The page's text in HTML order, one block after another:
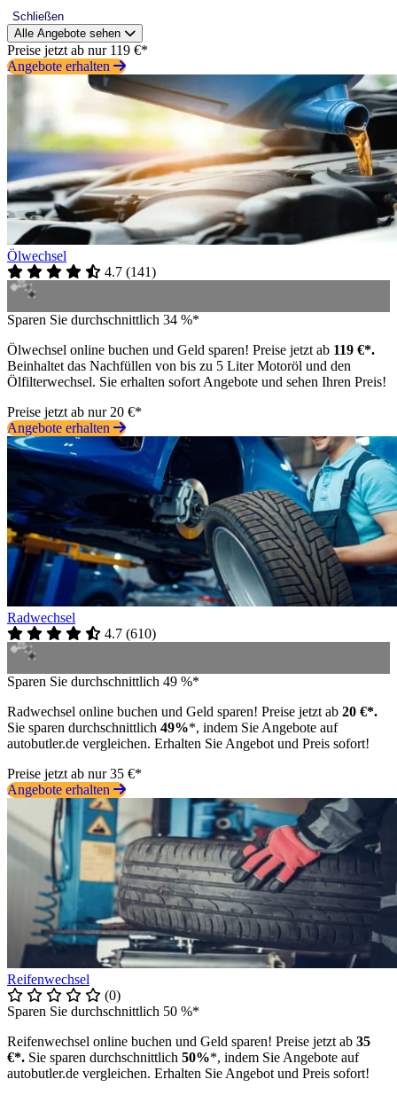
Schließen
Alle Angebote sehen
Preise jetzt ab nur 119 €*
Angebote erhalten
Ölwechsel
4.7 (141)
Sparen Sie durchschnittlich 34 %*
Ölwechsel online buchen und Geld sparen! Preise jetzt ab 119 €*.
Beinhaltet das Nachfüllen von bis zu 5 Liter Motoröl und den
Ölfilterwechsel. Sie erhalten sofort Angebote und sehen Ihren Preis!
Preise jetzt ab nur 20 €*
Angebote erhalten
Radwechsel
4.7 (610)
Sparen Sie durchschnittlich 49 %*
Radwechsel online buchen und Geld sparen! Preise jetzt ab 20 €*.
Sie sparen durchschnittlich 49%*, indem Sie Angebote auf
autobutler.de vergleichen. Erhalten Sie Angebot und Preis sofort!
Preise jetzt ab nur 35 €*
Angebote erhalten
Reifenwechsel
(0)
Sparen Sie durchschnittlich 50 %*
Reifenwechsel online buchen und Geld sparen! Preise jetzt ab 35
€*. Sie sparen durchschnittlich 50%*, indem Sie Angebote auf
autobutler.de vergleichen. Erhalten Sie Angebot und Preis sofort!